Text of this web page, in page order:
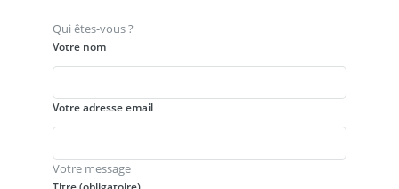
Qui êtes-vous ?
Votre nom
Votre adresse email
Votre message